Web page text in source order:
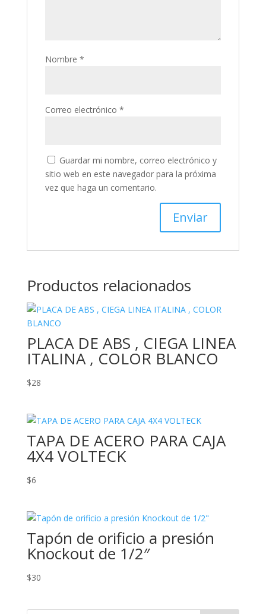
Nombre *
Correo electrónico *
Guardar mi nombre, correo electrónico y
sitio web en este navegador para la próxima
vez que haga un comentario.
Productos relacionados
PLACA DE ABS , CIEGA LINEA
ITALINA , COLOR BLANCO
$28
TAPA DE ACERO PARA CAJA
4X4 VOLTECK
$6
Tapón de orificio a presión
Knockout de 1/2″
$30